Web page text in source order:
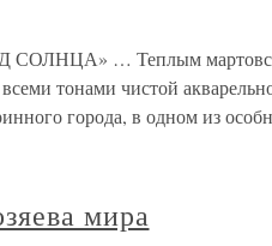
… Теплым
тонами чистой
города, в одном из
мира